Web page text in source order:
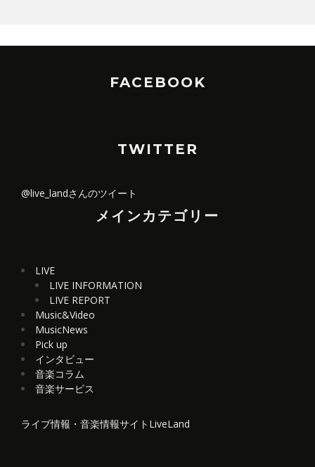
FACEBOOK
TWITTER
@live_landさんのツイート
メインカテゴリー
LIVE
LIVE INFORMATION
LIVE REPORT
Music&Video
MusicNews
Pick up
インタビュー
音楽コラム
音楽サービス
ライブ情報・音楽情報サイトLiveLand